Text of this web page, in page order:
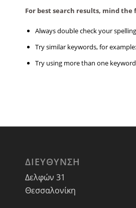
For best search results, mind the
Always double check your
Try similar keywords, for
Try using more than one
ΔΙΕΥΘΥΝΣΗ
Δελφών 31
Θεσσαλονίκη